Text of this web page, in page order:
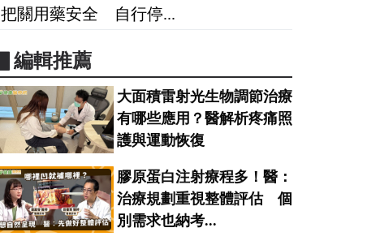
把關用藥安全 自行停...
▋編輯推薦
大面積雷射光生物調節治療
有哪些應用？醫解析疼痛照
護與運動恢復
膠原蛋白注射療程多！醫：
治療規劃重視整體評估 個
別需求也納考...